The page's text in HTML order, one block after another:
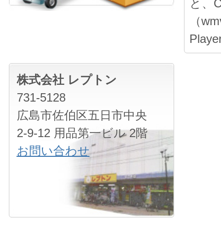
と、
（
株式会社 レプトン
731-5128
広島市佐伯区五日市中央
2-9-12 用品第一ビル 2階
お問い合わせ